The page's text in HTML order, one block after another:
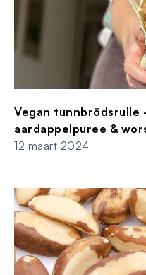
Vegan
aardappelpuree &
12 maart 2024